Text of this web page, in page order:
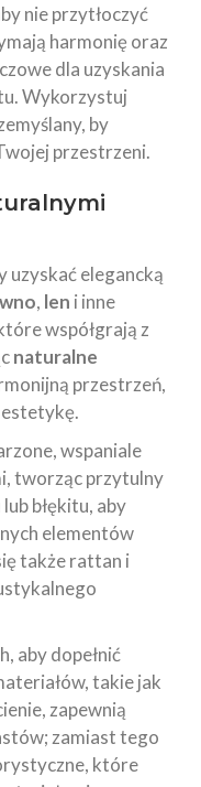
nie przytłoczyć
harmonię oraz
dla uzyskania
Wykorzystuj
by
przestrzeni.
uzyskać elegancką
, len i inne
współgrają z
naturalne
przestrzeń,
wspaniale
tworząc przytulny
błękitu, aby
elementów
także rattan i
aby dopełnić
takie jak
zapewnią
zamiast tego
które